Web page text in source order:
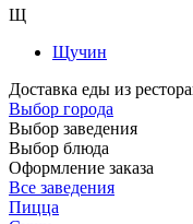
Щ
Щучин
Доставка еды из
Выбор города
Выбор заведения
Выбор блюда
Оформление заказа
Все заведения
Пицца